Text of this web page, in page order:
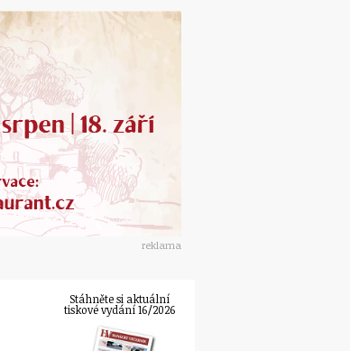
reklama
Stáhněte si aktuální
tiskové vydání 16/2026